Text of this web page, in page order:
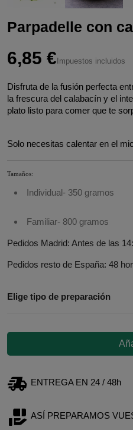
Parpadelle con
6,85 € Impuestos incluidos
Disfruta de la fusión perfecta
la frescura del calabacín y el
plato listo para comer que te
Solo necesitas calentar en el
Tamaños:
Individual- 350 gramos
Familiar- 800 gramos
Pedidos Madrid: Antes de las
Pedidos resto de España: 48
Elige tipo de preparación
ENTREGA EN 24 / 48h
ASÍ PREPARAMOS